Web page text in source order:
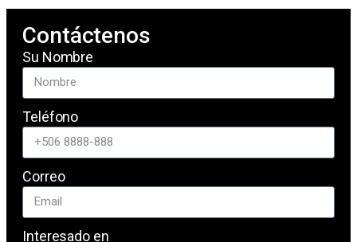
Contáctenos
Su Nombre
Teléfono
Correo
Interesado en